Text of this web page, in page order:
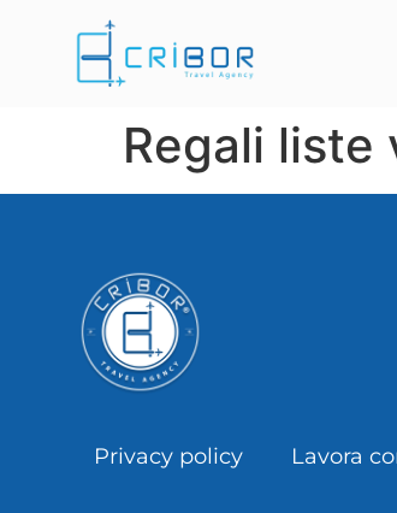
Regali
Privacy policy Lavora